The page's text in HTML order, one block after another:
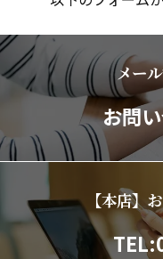
メー
お問
【本店】